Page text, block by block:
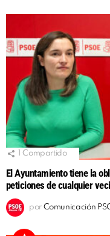
Compartido
El Ayuntamiento tiene la
peticiones de cualquier
por Comunicación